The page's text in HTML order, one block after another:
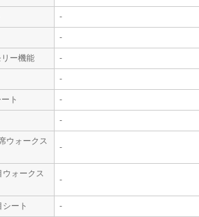
-
-
ー機能 -
-
ト -
-
ウォークス
-
ウォークス
-
ート -